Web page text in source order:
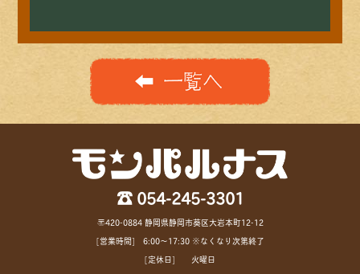
☎ 054-245-3301
〒420-0884 静岡県静岡市葵区大岩本町12-12
[営業時間] 6:00〜17:30 ※なくなり次第終了
[定休日] 火曜日